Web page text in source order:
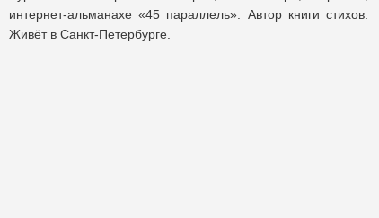
интернет-альманахе «45 параллель». Автор книги стихов.
Живёт в Санкт-Петербурге.